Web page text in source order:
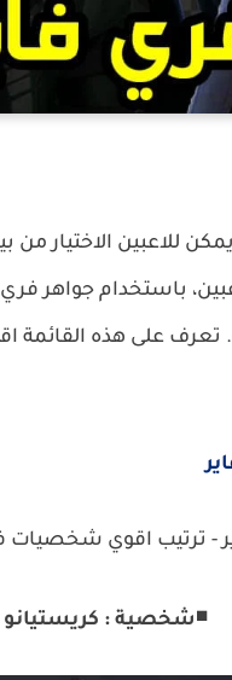
يمكن للاعبين الاختيار
باستخدام جواهر
تعرف على هذه
◾شخصية : كريستيانو